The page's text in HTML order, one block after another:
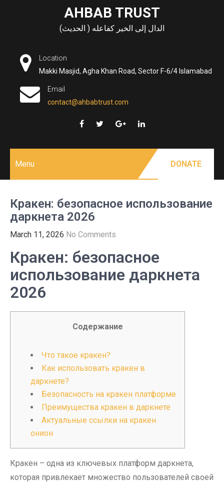
AHBAB TRUST
الدال إلى الخير كفاعله ( الحديث)
Location
Makki Masjid, Agha Khan Road, Sector F-6/4 Islamabad
Email
contact@ahbabtrust.com
Menu DONATE
Кракен: безопасное использование
даркнета 2026
March 11, 2026 No Comments
Кракен: безопасное
использование даркнета
2026
Содержание
Что такое кракен?
Как использовать кракен в
даркнете?
Безопасность на кракен платформе
Преимущества кракен в даркнете
Актуальные ссылки на кракен
онион
Кракен – одна из ключевых платформ даркнета,
которая привлекает множество пользователей своей